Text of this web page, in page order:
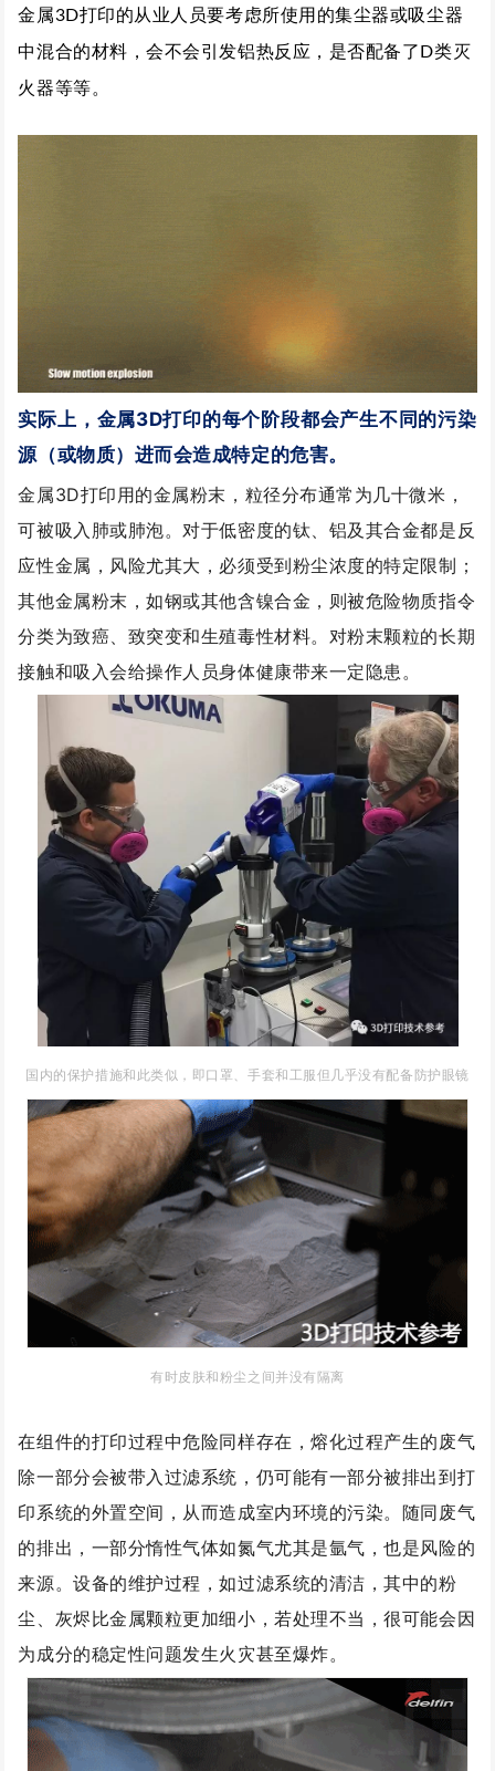
金属3D打印的从业人员要考虑所使用的集尘器或吸尘器
中混合的材料，会不会引发铝热反应，是否配备了D类灭
火器等等。
实际上，金属3D打印的每个阶段都会产生不同的污染
源（或物质）进而会造成特定的危害。
金属3D打印用的金属粉末，粒径分布通常为几十微米，
可被吸入肺或肺泡。对于低密度的钛、铝及其合金都是反
应性金属，风险尤其大，必须受到粉尘浓度的特定限制；
其他金属粉末，如钢或其他含镍合金，则被危险物质指令
分类为致癌、致突变和生殖毒性材料。对粉末颗粒的长期
接触和吸入会给操作人员身体健康带来一定隐患。
国内的保护措施和此类似，即口罩、手套和工服但几乎没有配备防护眼镜
有时皮肤和粉尘之间并没有隔离
在组件的打印过程中危险同样存在，熔化过程产生的废气
除一部分会被带入过滤系统，仍可能有一部分被排出到打
印系统的外置空间，从而造成室内环境的污染。随同废气
的排出，一部分惰性气体如氮气尤其是氩气，也是风险的
来源。设备的维护过程，如过滤系统的清洁，其中的粉
尘、灰烬比金属颗粒更加细小，若处理不当，很可能会因
为成分的稳定性问题发生火灾甚至爆炸。